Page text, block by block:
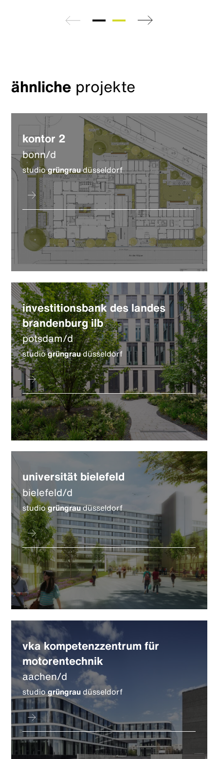
zurück weiter
ähnlicheprojekte
kontor 2
bonn/d
studiogrüngraudüsseldorf
investitionsbank des landes
brandenburg ilb
potsdam/d
studiogrüngraudüsseldorf
universität bielefeld
bielefeld/d
studiogrüngraudüsseldorf
vka kompetenzzentrum für
motorentechnik
aachen/d
studiogrüngraudüsseldorf